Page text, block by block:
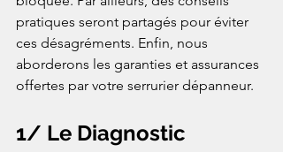
pratiques seront partagés pour éviter
ces désagréments. Enfin, nous
aborderons les garanties et assurances
offertes par votre serrurier dépanneur.
1/ Le Diagnostic